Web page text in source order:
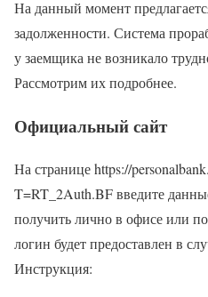
На данный момент
задолженности. Система
у заемщика не возникало
Рассмотрим их подробнее.
Официальный сайт
На странице https://
T=RT_2Auth.BF введите
получить лично в офисе или
логин будет предоставлен в
Инструкция: